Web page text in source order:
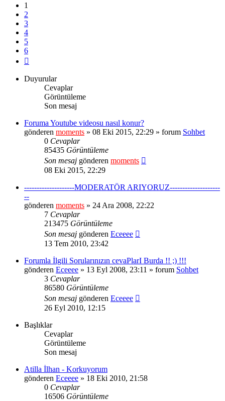
1
2
3
4
5
6
Duyurular
Cevaplar
Görüntüleme
Son mesaj
Foruma Youtube videosu nasıl konur?
gönderen moments » 08 Eki 2015, 22:29 » forum Sohbet
0 Cevaplar
85435 Görüntüleme
Son mesaj gönderen moments
08 Eki 2015, 22:29
--------------------MODERATÖR ARIYORUZ--------------------
--
gönderen moments » 24 Ara 2008, 22:22
7 Cevaplar
213475 Görüntüleme
Son mesaj gönderen Eceeee
13 Tem 2010, 23:42
Forumla İlgili Sorularınızın cevaPlarI Burda !! ;) !!!
gönderen Eceeee » 13 Eyl 2008, 23:11 » forum Sohbet
3 Cevaplar
86580 Görüntüleme
Son mesaj gönderen Eceeee
26 Eyl 2010, 12:15
Başlıklar
Cevaplar
Görüntüleme
Son mesaj
Atilla İlhan - Korkuyorum
gönderen Eceeee » 18 Eki 2010, 21:58
0 Cevaplar
16506 Görüntüleme